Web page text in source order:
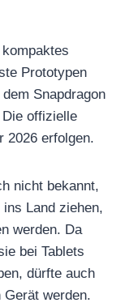
Prototypen
Snapdragon
offizielle
2026 erfolgen.
nicht bekannt,
Land ziehen,
werden. Da
bei Tablets
dürfte auch
werden.